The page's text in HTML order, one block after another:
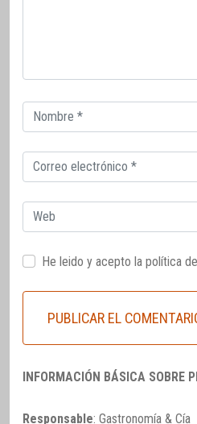
Correo
electrónico
Correo
electrónico
Web
He leido y acepto la política
INFORMACIÓN BÁSICA SOBRE
Responsable: Gastronomía & Cía